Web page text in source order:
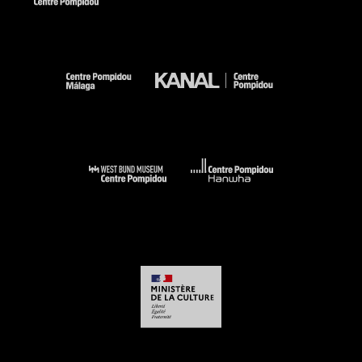
Fondation Jean Dubuffet (nouvelle édition), 2002 (cat. n° 164
Centre Pompidou/Musée national d''art moderne. - Paris :
Editions du Centre Pompidou, 2006 (sous la dir. de Brigitte
Jean Dubuffet, El viajero sin brújula / Traveller without a
compass : Málaga, Centre Pompidou-Málaga, 11 juillet-14
octobre 2018 (sous la dir. de Sophie Duplaix) (cit. p. 22 et
reprod. coul. p. 23) . N° isbn 978-85-949006-0-0